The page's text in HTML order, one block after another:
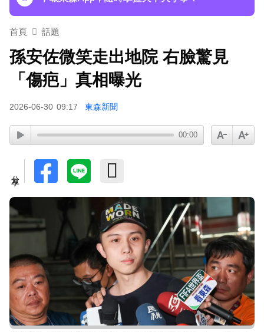
首頁 話題
孫安佐微笑走出地院 右臉驚見
「傷疤」真相曝光
2026-06-30 09:17 東森新聞
00:00